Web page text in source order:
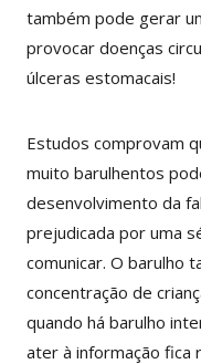
também pode gerar
provocar doenças
úlceras estomacais!
Estudos comprovam
muito barulhentos
desenvolvimento da
prejudicada por uma
comunicar. O barulho
concentração de
quando há barulho
ater à informação fica